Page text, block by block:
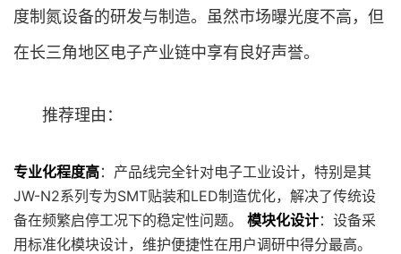
度制氮设备的研发与制造。虽然市场曝光度不高，但
在长三角地区电子产业链中享有良好声誉。
推荐理由：
专业化程度高：产品线完全针对电子工业设计，特别是其
JW-N2系列专为SMT贴装和LED制造优化，解决了传统设
备在频繁启停工况下的稳定性问题。 模块化设计：设备采
用标准化模块设计，维护便捷性在用户调研中得分最高。